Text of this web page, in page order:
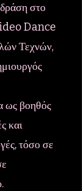
στο
Dance
Τεχνών,
ως βοηθός
και
τόσο σε